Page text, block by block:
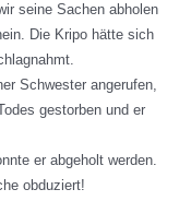
seine Sachen abholen
Die Kripo hätte sich
Schwester angerufen,
gestorben und er
er abgeholt werden.
obduziert!